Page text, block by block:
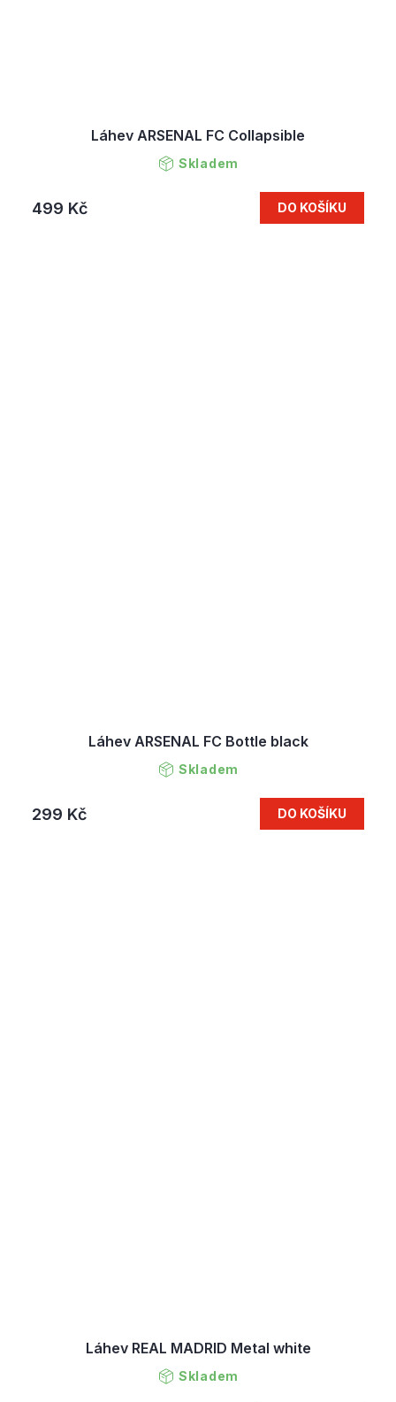
Láhev ARSENAL FC Collapsible
Skladem
499 Kč DO KOŠÍKU
Láhev ARSENAL FC Bottle black
Skladem
299 Kč DO KOŠÍKU
Láhev REAL MADRID Metal white
Skladem